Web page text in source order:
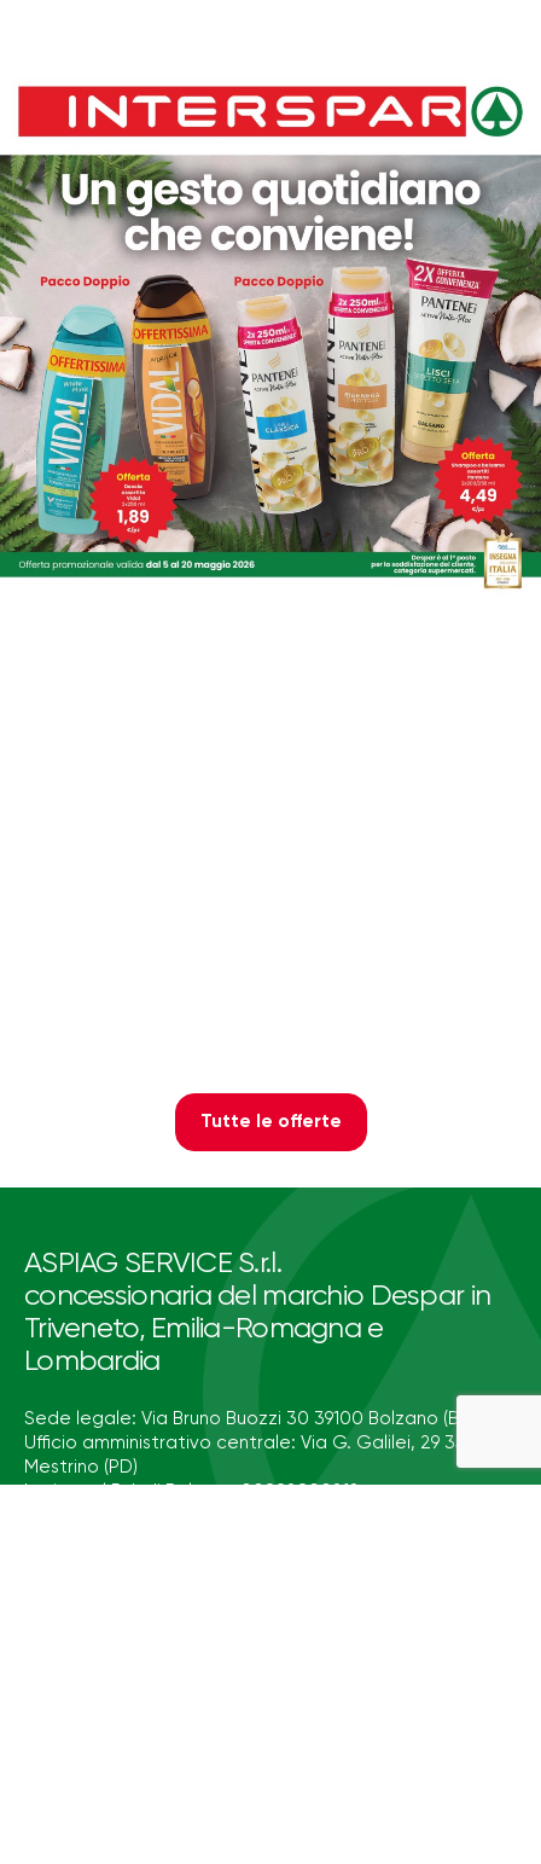
Tutte le offerte
ASPIAG SERVICE S.r.l.
concessionaria del marchio Despar in
Triveneto, Emilia-Romagna e
Lombardia
Sede legale: Via Bruno Buozzi 30 39100 Bolzano (BZ)
Ufficio amministrativo centrale: Via G. Galilei, 29 35035
Mestrino (PD)
Iscritta al R. I. di Bolzano 00882800212